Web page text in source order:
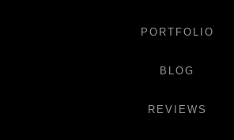
PORTFOLIO
BLOG
REVIEWS